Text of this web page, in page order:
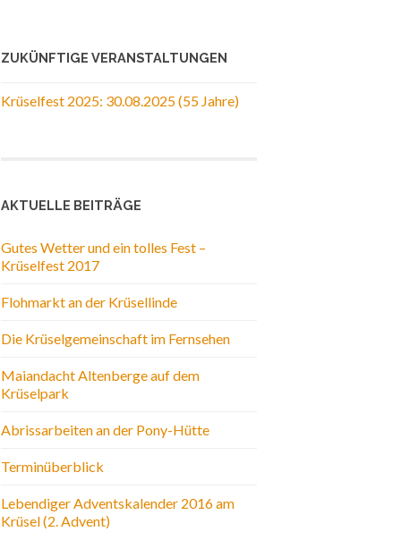
ZUKÜNFTIGE VERANSTALTUNGEN
Krüselfest 2025: 30.08.2025 (55 Jahre)
AKTUELLE BEITRÄGE
Gutes Wetter und ein tolles Fest –
Krüselfest 2017
Flohmarkt an der Krüsellinde
Die Krüselgemeinschaft im Fernsehen
Maiandacht Altenberge auf dem
Krüselpark
Abrissarbeiten an der Pony-Hütte
Terminüberblick
Lebendiger Adventskalender 2016 am
Krüsel (2. Advent)